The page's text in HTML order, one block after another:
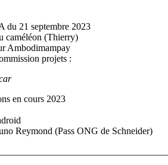
du 21 septembre 2023
caméléon (Thierry)
Ambodimampay
projets :
en cours 2023
Reymond (Pass ONG de Schneider)